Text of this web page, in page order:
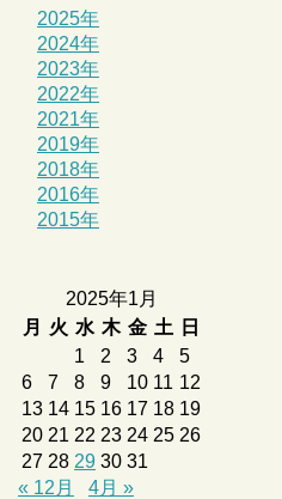
2025年
2024年
2023年
2022年
2021年
2019年
2018年
2016年
2015年
2025年1月
月
火 水 木 金 土
日
1
2 3 4
5
6
7 8 9 10 11 12
13 14 15 16 17 18 19
20 21 22 23 24 25 26
27 28 29 30 31
« 12月
4月 »